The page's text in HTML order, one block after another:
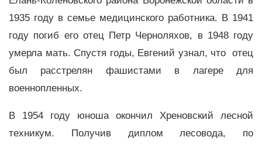
1935 году в семье медицинского работника. В 1941
году погиб его отец Петр Черноляхов, в 1948 году
умерла мать. Спустя годы, Евгений узнал, что отец
был расстрелян фашистами в лагере для
военнопленных.
В 1954 году юноша окончил Хреновский лесной
техникум. Получив диплом лесовода, по